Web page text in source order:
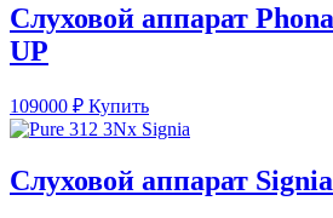
Слуховой аппарат
UP
109000 ₽ Купить
Слуховой аппарат